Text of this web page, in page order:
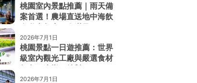
桃園室內景點推薦｜雨天備
案首選！農場直送地中海飲
食私廚餐廳一次滿足
2026年7月1日
桃園景點一日遊推薦：世界
級室內觀光工廠與嚴選食材
超市，這樣玩就對了！
2026年7月1日